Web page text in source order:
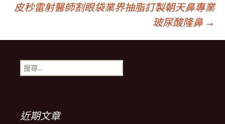
章
導
航
列
皮秒雷射醫師割眼袋業界抽脂訂製朝天鼻專業
玻尿酸隆鼻 →
搜
尋
近期文章